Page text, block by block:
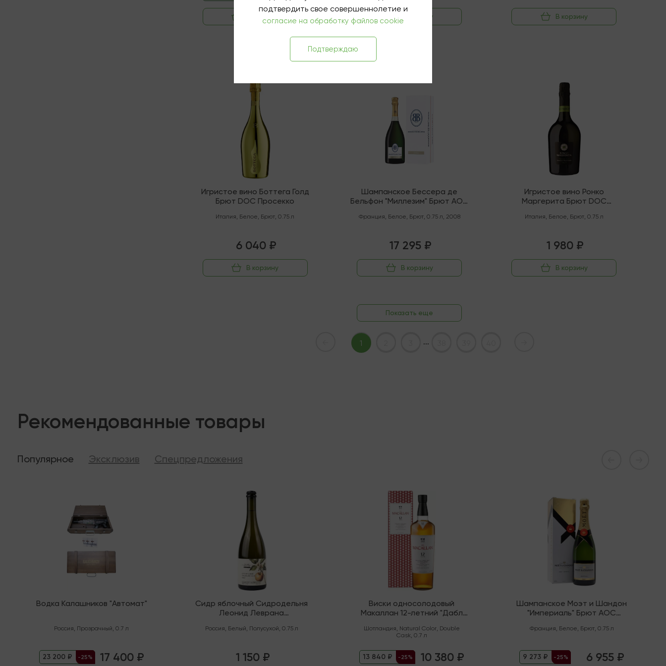
В корзину В корзину
Игристое вино Боттега Голд
Брют DOC Просекко
Италия, Белое, Брют, 0.75 л
6 040 ₽
В корзину
Шампанское Бессера де
Бельфон "Миллезим" Брют AOC
Франция, Белое, Брют, 0.75 л, 2008
17 295 ₽
В корзину
Игристое вино Ронко
Маргерита Брют DOC
Италия, Белое, Брют, 0.75 л
1 980 ₽
В корзину
Показать еще
1 ...
Рекомендованные товары
Популярное Эксклюзив Спецпредложения
Водка Калашников "Автомат"
Россия, Прозрачный, 0.7 л
23 200 ₽ -25% 17 400 ₽
Сидр яблочный Сидродельня
Леонид Леврана
Россия, Белый, Полусухой, 0.75 л
1 150 ₽
Виски односолодовый
Макаллан 12-летний "Дабл
Шотландия, Natural Color, Double
Cask, 0.7 л
13 840 ₽ -25% 10 380 ₽
Шампанское Моэт и Шандон
"Империаль" Брют AOC
Франция, Белое, Брют, 0.75 л
9 273 ₽ -25% 6 955 ₽
подтвердить свое совершеннолетие и
согласие на обработку файлов cookie
Подтверждаю